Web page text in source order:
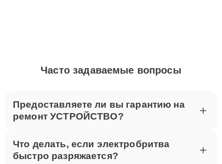
Часто задаваемые вопросы
Предоставляете ли вы гарантию на
ремонт УСТРОЙСТВО?
Что делать, если электробритва
быстро разряжается?